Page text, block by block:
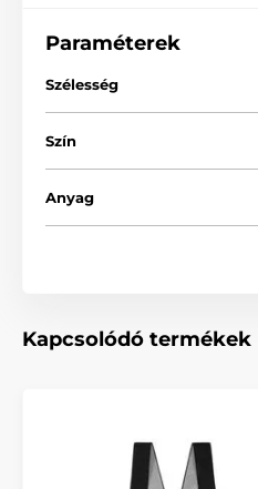
Paraméterek
Szélesség
Szín
Anyag
Kapcsolódó termékek